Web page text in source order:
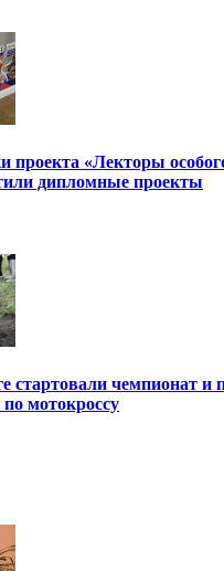
проекта «Лекторы
дипломные проекты
стартовали чемпионат и
мотокроссу